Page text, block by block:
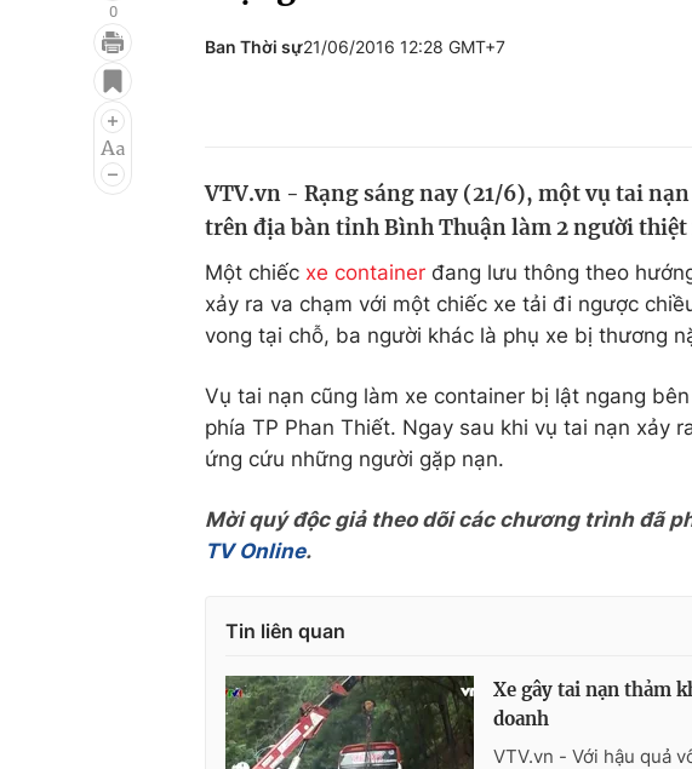
Điện ảnh
Âm nhạc
Chất lượng cuộc sống
0
Ban Thời sự21/06/2016 12:28 GMT+7
VTV.vn - Rạng sáng nay (21/6), một vụ tai
trên địa bàn tỉnh Bình Thuận làm 2 người
Một chiếc xe container đang lưu thông theo
xảy ra va chạm với một chiếc xe tải đi ngược
vong tại chỗ, ba người khác là phụ xe bị thương
Vụ tai nạn cũng làm xe container bị lật ngang
phía TP Phan Thiết. Ngay sau khi vụ tai nạn xảy
ứng cứu những người gặp nạn.
Mời quý độc giả theo dõi các chương trình đã
TV Online.
Tin liên quan
Xe gây tai nạn thảm
doanh
VTV.vn - Với hậu quả